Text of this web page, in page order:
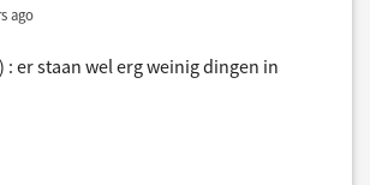
ago
: er staan wel erg weinig dingen in